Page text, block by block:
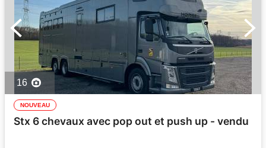
16
NOUVEAU
Stx 6 chevaux avec pop out et push up - vendu